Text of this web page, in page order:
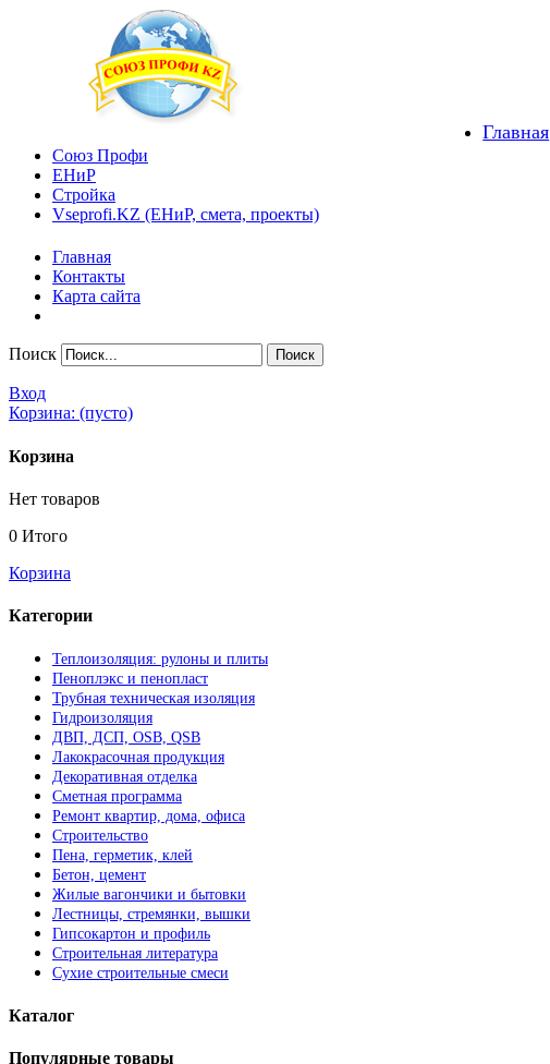
Главная
Союз Профи
ЕНиР
Стройка
Vseprofi.KZ (ЕНиР, смета, проекты)
Главная
Контакты
Карта сайта
Поиск
Вход
Корзина: (пусто)
Корзина
Нет товаров
0 Итого
Корзина
Категории
Теплоизоляция: рулоны и плиты
Пеноплэкс и пенопласт
Трубная техническая изоляция
Гидроизоляция
ДВП, ДСП, OSB, QSB
Лакокрасочная продукция
Декоративная отделка
Сметная программа
Ремонт квартир, дома, офиса
Строительство
Пена, герметик, клей
Бетон, цемент
Жилые вагончики и бытовки
Лестницы, стремянки, вышки
Гипсокартон и профиль
Строительная литература
Сухие строительные смеси
Каталог
Популярные товары